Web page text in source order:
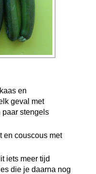
en
geval met
paar stengels
en couscous met
iets meer tijd
die je daarna nog